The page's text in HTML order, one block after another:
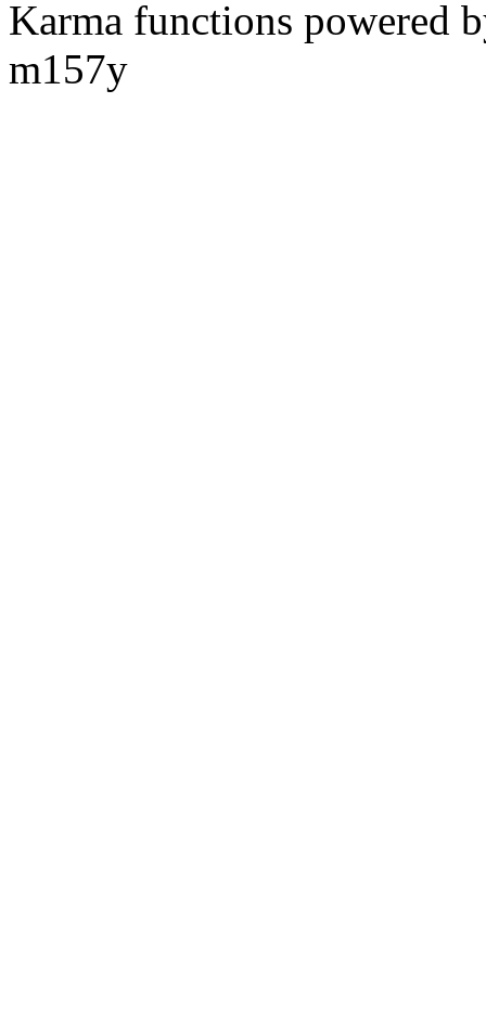
Karma functions powered
m157y